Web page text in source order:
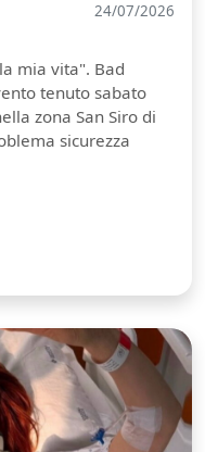
24/07/2026
mia vita". Bad
tenuto sabato
zona San Siro di
sicurezza